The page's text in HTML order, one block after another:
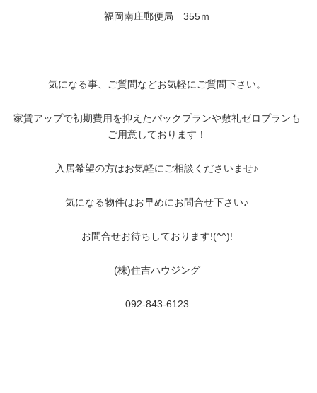
福岡南庄郵便局 355ｍ
気になる事、ご質問などお気軽にご質問下さい。
家賃アップで初期費用を抑えたパックプランや敷礼ゼロプランも
ご用意しております！
入居希望の方はお気軽にご相談くださいませ♪
気になる物件はお早めにお問合せ下さい♪
お問合せお待ちしております!(^^)!
(株)住吉ハウジング
092-843-6123